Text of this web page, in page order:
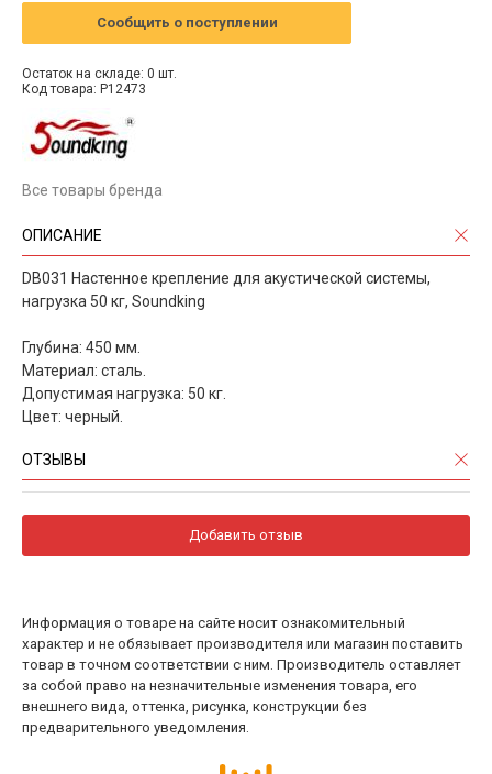
Сообщить о поступлении
Остаток на складе: 0 шт.
Код товара: P12473
Все товары бренда
ОПИСАНИЕ
DB031 Настенное крепление для акустической системы,
нагрузка 50 кг, Soundking
Глубина: 450 мм.
Материал: сталь.
Допустимая нагрузка: 50 кг.
Цвет: черный.
ОТЗЫВЫ
Добавить отзыв
Информация о товаре на сайте носит ознакомительный
характер и не обязывает производителя или магазин поставить
товар в точном соответствии с ним. Производитель оставляет
за собой право на незначительные изменения товара, его
внешнего вида, оттенка, рисунка, конструкции без
предварительного уведомления.